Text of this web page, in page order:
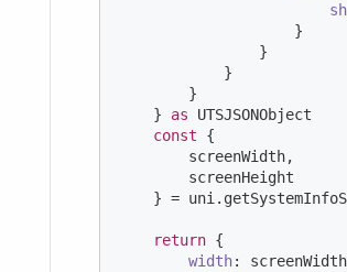
                    }
                }
            }
        }
    }
as UTSJSONObject
const {
        screenWidth,
        screenHeight
} =
return {
width: